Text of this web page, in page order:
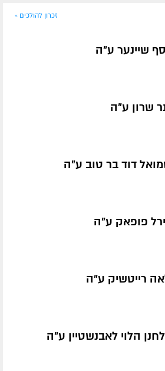
זכרון להולכים »
שיינער ע״ה
שרון ע״ה
דוד בר טוב ע״ה
פופאק ע״ה
רייטשיק ע״ה
הלוי לאבנשטיין ע״ה